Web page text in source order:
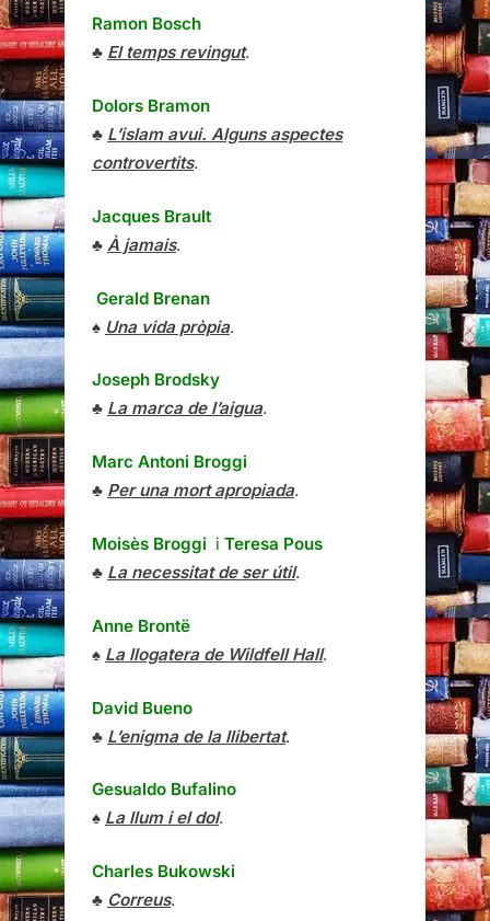
Ramon Bosch
♣ El temps revingut.
Dolors Bramon
♣ L’islam avui. Alguns aspectes
controvertits.
Jacques Brault
♣ À jamais.
Gerald Brenan
♠ Una vida pròpia.
Joseph Brodsky
♣ La marca de l’aigua.
Marc Antoni Broggi
♣ Per una mort apropiada.
Moisès Broggi i Teresa Pous
♣ La necessitat de ser útil.
Anne Brontë
♠ La llogatera de Wildfell Hall.
David Bueno
♣ L’enigma de la llibertat.
Gesualdo Bufalino
♠ La llum i el dol.
Charles Bukowski
♣ Correus.